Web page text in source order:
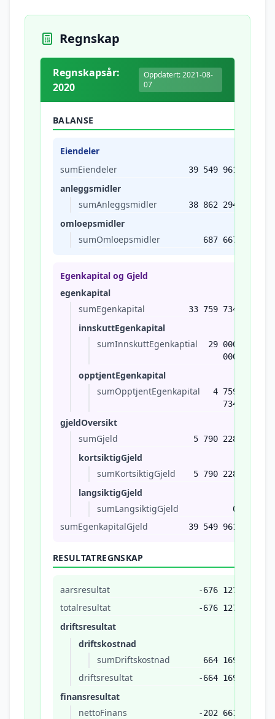
Regnskap
Regnskapsår:
2020
Oppdatert: 2021-08-
07
BALANSE
Eiendeler
sumEiendeler
39 549 961
anleggsmidler
sumAnleggsmidler
38 862 294
omloepsmidler
sumOmloepsmidler
687 667
Egenkapital og Gjeld
egenkapital
sumEgenkapital
33 759 734
innskuttEgenkapital
sumInnskuttEgenkaptial
29 000
000
opptjentEgenkapital
sumOpptjentEgenkapital
4 759
734
gjeldOversikt
sumGjeld
5 790 228
kortsiktigGjeld
sumKortsiktigGjeld
5 790 228
langsiktigGjeld
sumLangsiktigGjeld
0
sumEgenkapitalGjeld 39 549 961
RESULTATREGNSKAP
aarsresultat -676 127
totalresultat -676 127
driftsresultat
driftskostnad
sumDriftskostnad
664 169
driftsresultat -664 169
finansresultat
nettoFinans
-202 661